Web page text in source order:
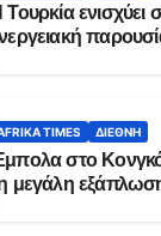
Τουρκία ενισχύει
TIMES ΔΙΕΘΝΉ
στο
μεγάλη